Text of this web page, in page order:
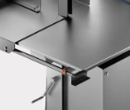
információk